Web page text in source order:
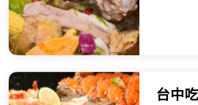
台中